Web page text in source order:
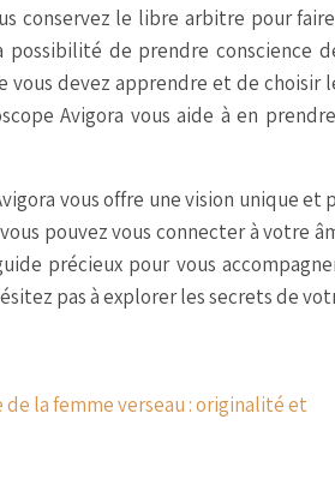
conservez le libre arbitre pour
possibilité de prendre conscience
vous devez apprendre et de choisir
Avigora vous aide à en
vous offre une vision unique
vous pouvez vous connecter à votre
précieux pour vous
pas à explorer les secrets de
de la femme verseau : originalité et